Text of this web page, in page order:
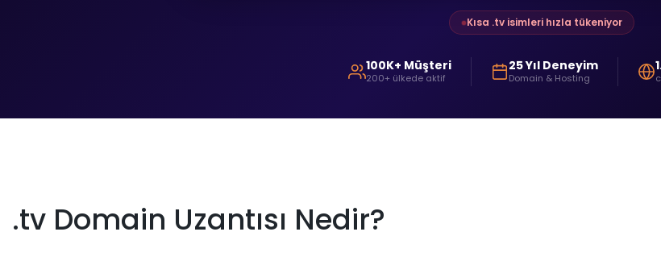
Kısa .tv isimleri hızla tükeniyor
100K+ Müşteri
200+ ülkede aktif
25 Yıl Deneyim
Domain & Hosting
.tv Domain Uzantısı Nedir?